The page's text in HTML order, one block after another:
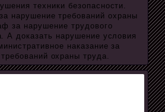
техники безопасности.
нарушение требований охраны
за нарушение трудового
А доказать нарушение условия
наказание за
охраны труда.